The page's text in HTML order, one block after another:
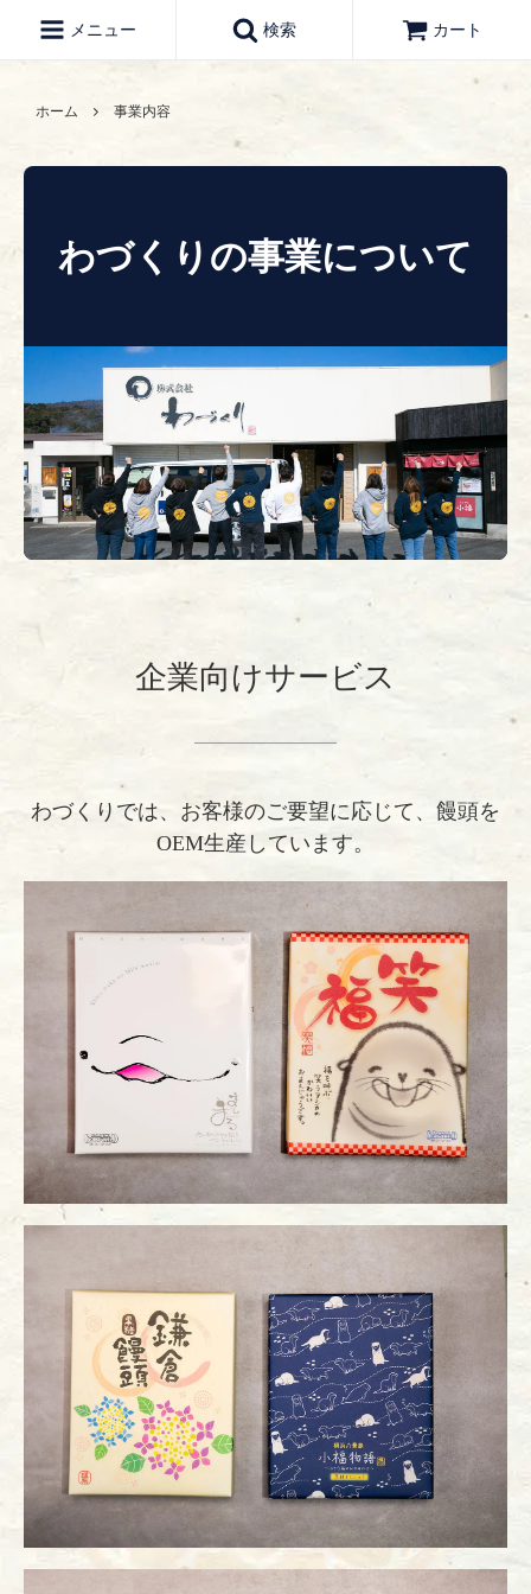
メニュー 検索 カート
ホーム 事業内容
わづくりの事業について
企業向けサービス
わづくりでは、お客様のご要望に応じて、饅頭を
OEM生産しています。